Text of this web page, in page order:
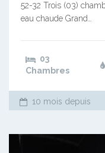
52-32 Trois (03)
eau chaude Grand…
03
Chambres
10 mois depuis